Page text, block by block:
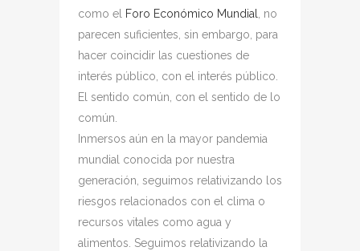
como el
Foro Económico Mundial
, no
parecen suficientes, sin embargo, para
hacer coincidir las cuestiones de
interés público, con el interés público.
El sentido común, con el sentido de lo
común.
Inmersos aún en la mayor pandemia
mundial conocida por nuestra
generación, seguimos relativizando los
riesgos relacionados con el clima o
recursos vitales como agua y
alimentos. Seguimos relativizando la